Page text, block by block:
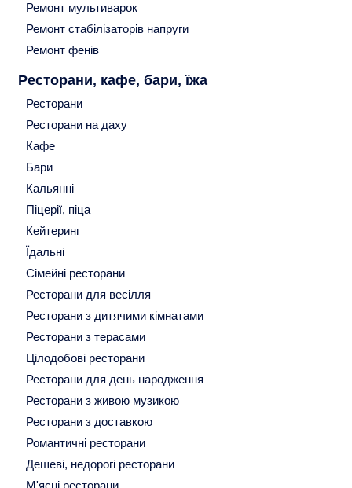
Ремонт мультиварок
Ремонт стабілізаторів напруги
Ремонт фенів
Ресторани, кафе, бари, їжа
Ресторани
Ресторани на даху
Кафе
Бари
Кальянні
Піцерії, піца
Кейтеринг
Їдальні
Сімейні ресторани
Ресторани для весілля
Ресторани з дитячими кімнатами
Ресторани з терасами
Цілодобові ресторани
Ресторани для день народження
Ресторани з живою музикою
Ресторани з доставкою
Романтичні ресторани
Дешеві, недорогі ресторани
М'ясні ресторани